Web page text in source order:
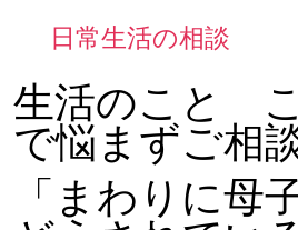
日常生活の相談
生活のこと
で悩まずご相
「まわりに母